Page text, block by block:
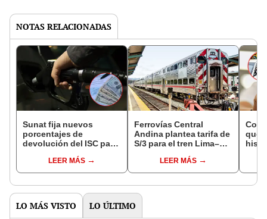
NOTAS RELACIONADAS
Sunat fija nuevos
porcentajes de
devolución del ISC para
¿quiénes acceden al
beneficio?
LEER MÁS
Ferrovías Central
Andina plantea tarifa de
S/3 para el tren Lima–
pedir subsidio: ¿de qué
depende?
LEER MÁS
que
LO MÁS VISTO LO ÚLTIMO